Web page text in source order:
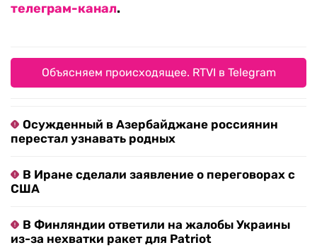
телеграм-канал.
Объясняем происходящее. RTVI в Telegram
Осужденный в Азербайджане россиянин
перестал узнавать родных
В Иране сделали заявление о переговорах с
США
В Финляндии ответили на жалобы Украины
из-за нехватки ракет для Patriot